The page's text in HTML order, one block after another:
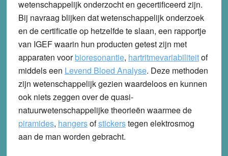
wetenschappelijk onderzocht en gecertificeerd zijn.
Bij navraag blijken dat wetenschappelijk onderzoek
en de certificatie op hetzelfde te slaan, een rapportje
van IGEF waarin hun producten getest zijn met
apparaten voorbioresonantie, hartritmevariabiliteitof
middels een Levend Bloed Analyse. Deze methoden
zijn wetenschappelijk gezien waardeloos en kunnen
ook niets zeggen over de quasi-
natuurwetenschappelijke theorieën waarmee de
piramides, hangersofstickerstegen elektrosmog
aan de man worden gebracht.